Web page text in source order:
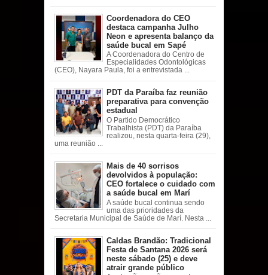
Coordenadora do CEO
destaca campanha Julho
Neon e apresenta balanço da
saúde bucal em Sapé
A Coordenadora do Centro de
Especialidades Odontológicas
(CEO), Nayara Paula, foi a entrevistada ...
PDT da Paraíba faz reunião
preparativa para convenção
estadual
O Partido Democrático
Trabalhista (PDT) da Paraíba
realizou, nesta quarta-feira (29),
uma reunião ...
Mais de 40 sorrisos
devolvidos à população:
CEO fortalece o cuidado com
a saúde bucal em Marí
A saúde bucal continua sendo
uma das prioridades da
Secretaria Municipal de Saúde de Marí. Nesta ...
Caldas Brandão: Tradicional
Festa de Santana 2026 será
neste sábado (25) e deve
atrair grande público